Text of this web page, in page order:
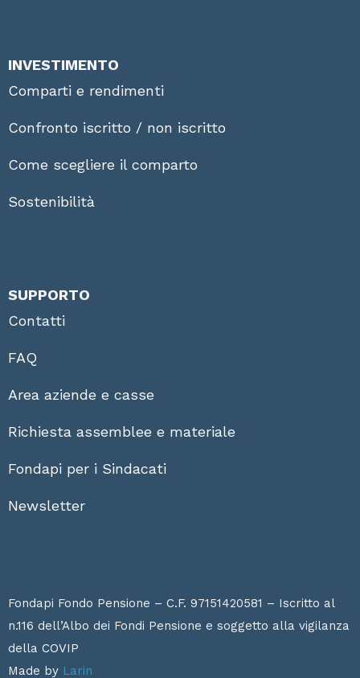
INVESTIMENTO
Comparti e rendimenti
Confronto iscritto / non iscritto
Come scegliere il comparto
Sostenibilità
SUPPORTO
Contatti
FAQ
Area aziende e casse
Richiesta assemblee e materiale
Fondapi per i Sindacati
Newsletter
Fondapi Fondo Pensione – C.F. 97151420581 – Iscritto al
n.116 dell’Albo dei Fondi Pensione e soggetto alla vigilanza
della COVIP
Made by Larin